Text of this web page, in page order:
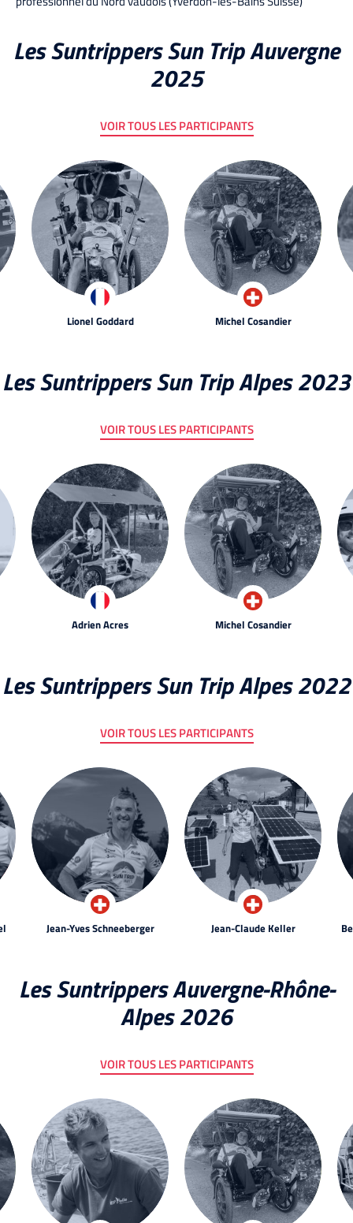
Les Suntrippers Sun Trip Auvergne
2025
VOIR TOUS LES PARTICIPANTS
Lionel Goddard Michel Cosandier
Les Suntrippers Sun Trip Alpes 2023
VOIR TOUS LES PARTICIPANTS
Adrien Acres Michel Cosandier
Les Suntrippers Sun Trip Alpes 2022
VOIR TOUS LES PARTICIPANTS
Jean-Yves Schneeberger Jean-Claude Keller
Les Suntrippers Auvergne-Rhône-
Alpes 2026
VOIR TOUS LES PARTICIPANTS